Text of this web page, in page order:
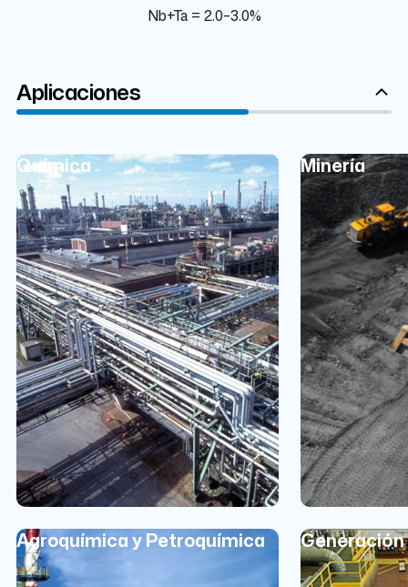
Nb+Ta = 2.0–3.0%
Aplicaciones
Química Minería
Agroquímica y Petroquímica